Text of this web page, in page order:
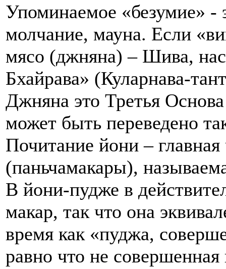
Упоминаемое «безумие» -
молчание, мауна. Если
мясо (джняна) – Шива,
Бхайрава» (Куларнава-
Джняна это Третья
может быть переведено
Почитание йони – главная
(паньчамакары),
В йони-пудже в
макар, так что она
время как «пуджа,
равно что не